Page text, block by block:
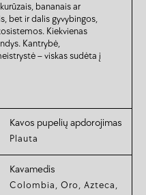
bananais ar
bet ir dalis gyvybingos,
Kiekvienas
Kantrybė,
– viskas sudėta į
Kavos pupelių apdorojimas
Plauta
Kavamedis
Colombia, Oro, Azteca,